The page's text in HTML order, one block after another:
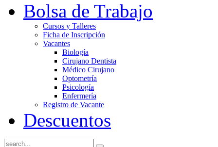
Bolsa de Trabajo
Cursos y Talleres
Ficha de Inscripción
Vacantes
Biología
Cirujano Dentista
Médico Cirujano
Optometría
Psicología
Enfermería
Registro de Vacante
Descuentos